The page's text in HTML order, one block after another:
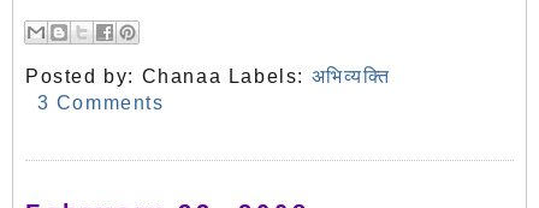
Posted by: Chanaa Labels: अभिव्यक्ति
3 Comments